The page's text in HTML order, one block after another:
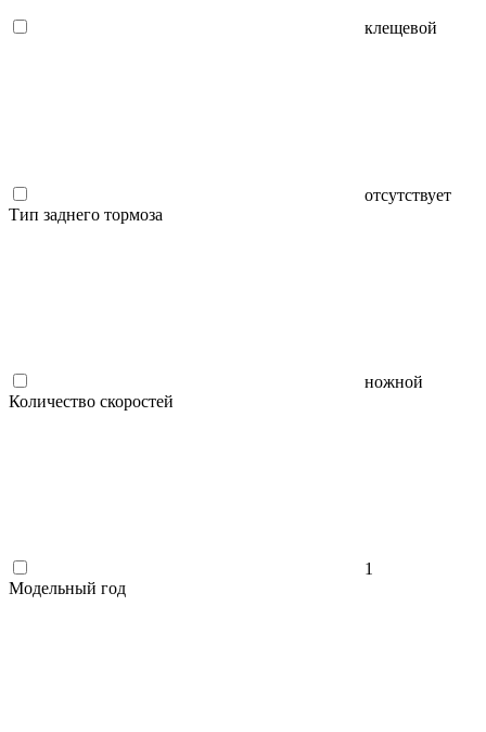
клещевой
отсутствует
Тип заднего тормоза
ножной
Количество скоростей
1
Модельный год